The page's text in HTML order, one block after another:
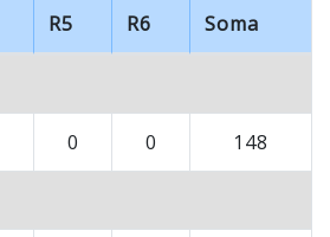
R5 R6 Soma
0 0 148